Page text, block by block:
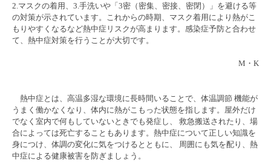
2.マスクの着用、3.手洗いや「3密（密集、密接、密閉）」を避ける等
の対策が示されています。これからの時期、マスク着用により熱がこ
もりやすくなるなど熱中症リスクが高まります。感染症予防と合わせ
て、熱中症対策を行うことが大切です。
M・K
熱中症とは、高温多湿な環境に長時間いることで、体温調節 機能が
うまく働かなくなり、体内に熱がこもった状態を指します。屋外だけ
でなく室内で何もしていないときでも発症し、 救急搬送されたり、場
合によっては死亡することもあります。熱中症について正しい知識を
身につけ、体調の変化に気をつけるとともに、 周囲にも気を配り、熱
中症による健康被害を防ぎましょう。